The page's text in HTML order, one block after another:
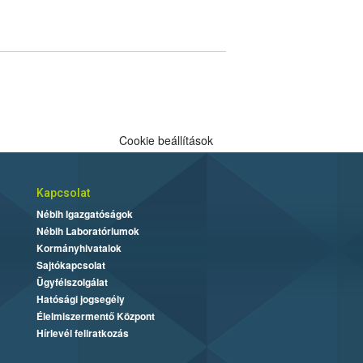
Cookie beállítások
Kapcsolat
Nébih Igazgatóságok
Nébih Laboratóriumok
Kormányhivatalok
Sajtókapcsolat
Ügyfélszolgálat
Hatósági jogsegély
Élelmiszermentő Központ
Hírlevél feliratkozás